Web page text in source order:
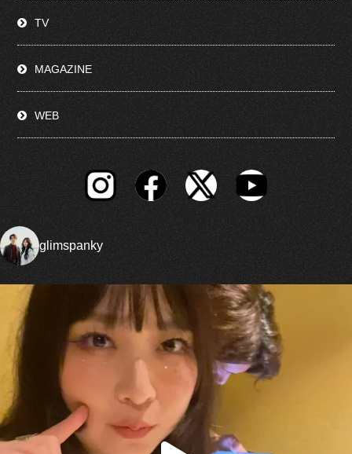
TV
MAGAZINE
WEB
glimspanky